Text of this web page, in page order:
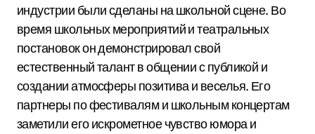
индустрии были сделаны на школьной сцене. Во
время школьных мероприятий и театральных
постановок он демонстрировал свой
естественный талант в общении с публикой и
создании атмосферы позитива и веселья. Его
партнеры по фестивалям и школьным концертам
заметили его искрометное чувство юмора и